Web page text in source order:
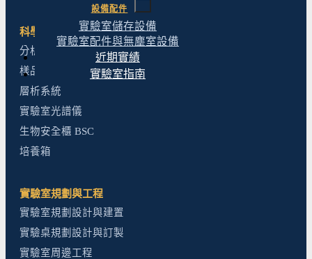
設備配件
實驗室儲存設備
實驗室配件與無塵室設備
近期實績
實驗室指南
科學儀器
分析儀器規劃
樣品前處理規劃
層析系統
實驗室光譜儀
生物安全櫃 BSC
培養箱
實驗室規劃與工程
實驗室規劃設計與建置
實驗桌規劃設計與訂製
實驗室周邊工程